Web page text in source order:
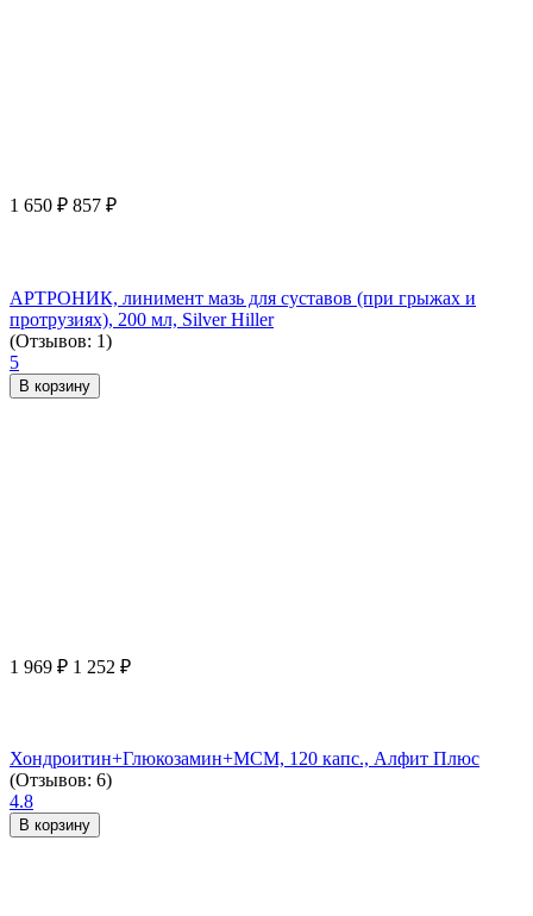
1 650 ₽ 857 ₽
АРТРОНИК, линимент мазь для суставов (при грыжах и
протрузиях), 200 мл, Silver Hiller
(Отзывов: 1)
5
В корзину
1 969 ₽ 1 252 ₽
Хондроитин+Глюкозамин+МСМ, 120 капс., Алфит Плюс
(Отзывов: 6)
4.8
В корзину